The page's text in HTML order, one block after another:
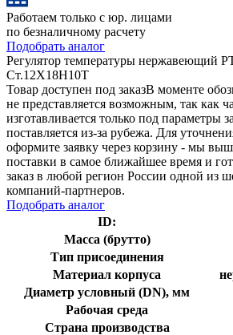
Работаем только с юр. лицами
по безналичному расчету
Подобрать аналог
Регулятор температуры нержавеющий
Ст.12Х18Н10Т
Товар доступен под заказВ моменте
не представляется возможным, так как
изготавливается только под параметры
поставляется из-за рубежа. Для
оформите заявку через корзину - мы
поставки в самое ближайшее время и
заказ в любой регион России одной из
компаний-партнеров.
Подобрать аналог
ID:
Масса (брутто)
Тип присоединения
Материал корпуса
Диаметр условный (DN), мм
Рабочая среда
Страна производства